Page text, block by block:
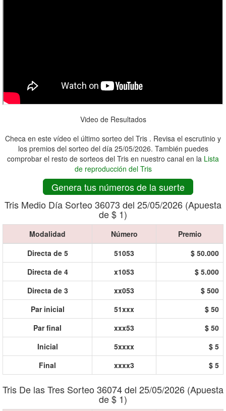
Video de Resultados
Checa en este vídeo el último sorteo del Tris . Revisa el escrutinio y
los premios del sorteo del día 25/05/2026. También puedes
comprobar el resto de sorteos del Tris en nuestro canal en la Lista
de reproducción del Tris
Genera tus números de la suerte
Tris Medio Día Sorteo 36073 del 25/05/2026 (Apuesta
de $ 1)
Modalidad Número
Premio
Directa de 5
51053
$ 50.000
Directa de 4
x1053
$ 5.000
Directa de 3
xx053
$ 500
Par inicial
51xxx
$ 50
Par final
xxx53
$ 50
Inicial
5xxxx
$ 5
Final
xxxx3 $ 5
Tris De las Tres Sorteo 36074 del 25/05/2026 (Apuesta
de $ 1)